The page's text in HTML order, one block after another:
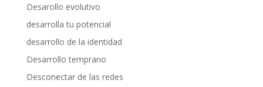
Desarollo evolutivo
desarrolla tu potencial
desarrollo de la identidad
Desarrollo temprano
Desconectar de las redes